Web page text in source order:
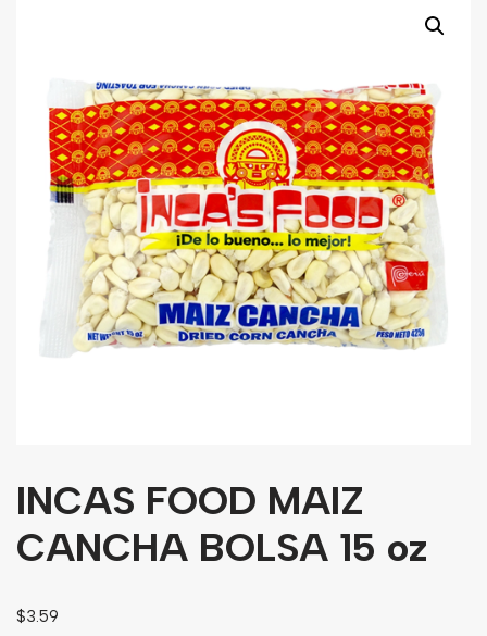
Suplementos
Básicos de Cocina
Granos
Harinas
Edulcorante
Enlatados
Viveres
Congelaldos
INCAS FOOD MAIZ
CANCHA BOLSA 15 oz
$3.59